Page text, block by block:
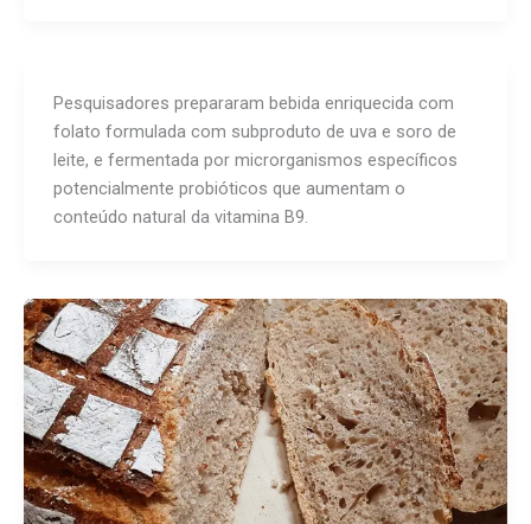
Pesquisadores prepararam bebida enriquecida com
folato formulada com subproduto de uva e soro de
leite, e fermentada por microrganismos específicos
potencialmente probióticos que aumentam o
conteúdo natural da vitamina B9.